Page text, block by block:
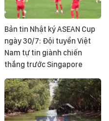
Bản tin Nhật ký ASEAN Cup
ngày 30/7: Đội tuyển Việt
Nam tự tin giành chiến
thắng trước Singapore